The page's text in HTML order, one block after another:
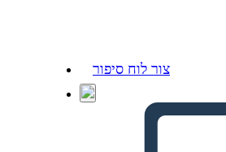
צור לוח סיפור